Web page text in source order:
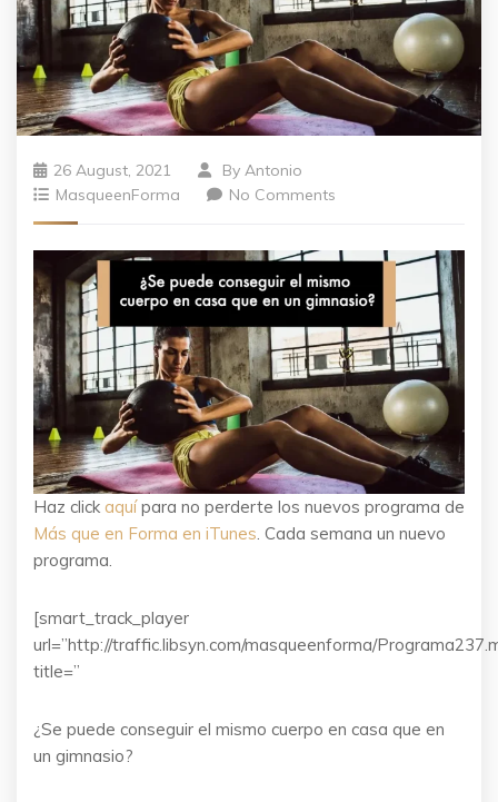
26 August, 2021 By Antonio
MasqueenForma
No Comments
Haz click aquípara no perderte los nuevos programa de
Más que en Forma en iTunes. Cada semana un nuevo
programa.
[smart_track_player
url=”http://traffic.libsyn.com/masqueenforma/
title=”
¿Se puede conseguir el mismo cuerpo en casa que en
un gimnasio?